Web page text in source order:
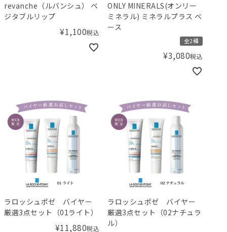
revanche（ルバンシュ） ベ
ジタブルリップ
¥1,100税込
ONLY MINERALS(オンリー
ミネラル) ミネラルプラス ベ
ース
全2種
¥3,080税込
ラロッシュポゼ バイヤー
厳選3点セット（01ライト）
¥11,880税込
ラロッシュポゼ バイヤー
厳選3点セット（02ナチュラ
ル）